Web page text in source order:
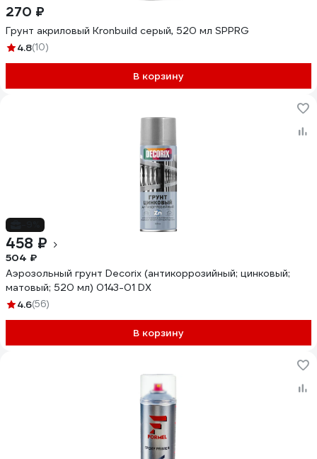
270 ₽
Грунт акриловый Kronbuild серый, 520 мл SPPRG
4.8(10)
В корзину
458 ₽
504 ₽
Аэрозольный грунт Decorix (антикоррозийный; цинковый;
матовый; 520 мл) 0143-01 DX
4.6(56)
В корзину